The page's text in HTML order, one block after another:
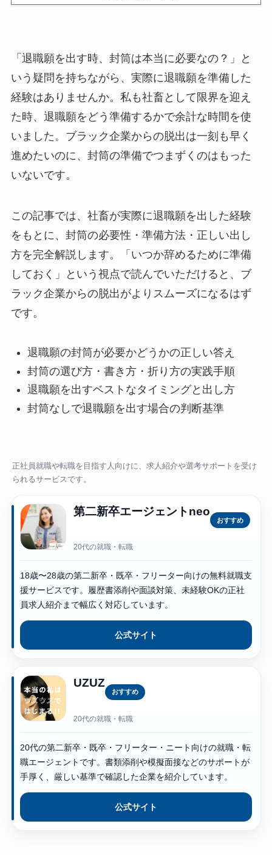
「退職願を出す時、封筒は本当に必要なの？」と
いう疑問を持ちながら、実際に退職願を準備した
経験はありませんか。私も社畜として限界を迎え
た時、退職願をどう準備するかで余計な時間を使
いました。ブラック企業からの脱出は一刻も早く
進めたいのに、封筒の準備でつまずくのはもった
いないです。
この記事では、社畜が実際に退職願を出した経験
をもとに、封筒の必要性・準備方法・正しい出し
方を完全解説します。「いつか辞めるために準備
しておく」という視点で読んでいただけると、ブ
ラック企業からの脱出がよりスムーズになるはず
です。
退職願の封筒が必要かどうかの正しい答え
封筒の選び方・書き方・折り方の実践手順
退職願を出すベストなタイミングと出し方
封筒なしで退職願を出す場合の判断基準
正社員就職や転職を目指す人向けに、求人紹介や選考サポートを受け
られるサービスです。
第二新卒エージェントneo
おすすめ
20代の就職・転職
18歳〜28歳の第二新卒・既卒・フリーター向けの無料就職支
援サービスです。履歴書添削や面談対策、未経験OKの正社
員求人紹介まで幅広く対応しています。
公式サイト
UZUZ
おすすめ
20代の就職・転職
20代の第二新卒・既卒・フリーター・ニート向けの就職・転
職エージェントです。書類添削や模擬面接などのサポートが
手厚く、厳しい基準で確認した企業を紹介しています。
公式サイト